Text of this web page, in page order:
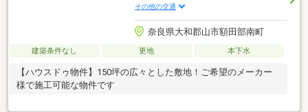
その他の交通
奈良県大和郡山市額田部南町
建築条件なし 更地 本下水
【ハウスドゥ物件】150坪の広々とした敷地！ご希望のメーカー
様で施工可能な物件です